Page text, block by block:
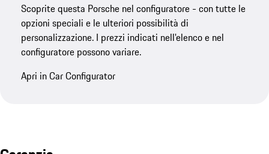
Scoprite questa Porsche nel configuratore - con tutte le
opzioni speciali e le ulteriori possibilità di
personalizzazione. I prezzi indicati nell'elenco e nel
configuratore possono variare.
Apri in Car Configurator